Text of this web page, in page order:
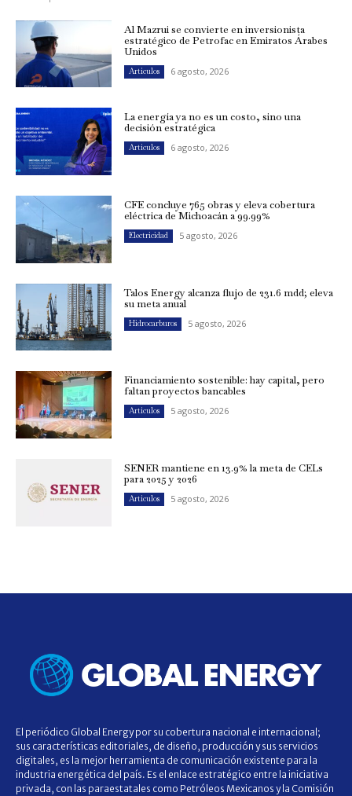
Al Mazrui se convierte en inversionista
estratégico de Petrofac en Emiratos Árabes
Unidos
Artículos 6 agosto, 2026
La energía ya no es un costo, sino una
decisión estratégica
Artículos 6 agosto, 2026
CFE concluye 765 obras y eleva cobertura
eléctrica de Michoacán a 99.99%
Electricidad 5 agosto, 2026
Talos Energy alcanza flujo de 231.6 mdd; eleva
su meta anual
Hidrocarburos 5 agosto, 2026
Financiamiento sostenible: hay capital, pero
faltan proyectos bancables
Artículos 5 agosto, 2026
SENER mantiene en 13.9% la meta de CELs
para 2025 y 2026
Artículos 5 agosto, 2026
El periódico Global Energy por su cobertura nacional e internacional;
sus características editoriales, de diseño, producción y sus servicios
digitales, es la mejor herramienta de comunicación existente para la
industria energética del país. Es el enlace estratégico entre la iniciativa
privada, con las paraestatales como Petróleos Mexicanos y la Comisión